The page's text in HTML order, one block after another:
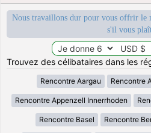
Nous travaillons dur pour vous offrir le
s'il vous
Trouvez des célibataires dans les
Rencontre Aargau Rencontre
Rencontre Appenzell Innerrhoden
Rencontre Basel Rencontre